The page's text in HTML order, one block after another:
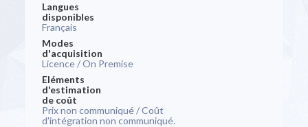
Langues
disponibles
Français
Modes
d'acquisition
Licence / On Premise
Eléments
d'estimation
de coût
Prix non communiqué / Coût
d'intégration non communiqué.